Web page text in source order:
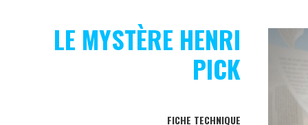
LE MYSTÈRE HENRI
PICK
FICHE TECHNIQUE